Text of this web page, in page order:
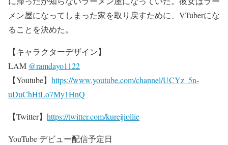
メン屋になってしまった家を取り戻すために、VTuberにな
ることを決めた。
【キャラクターデザイン】
LAM @ramdayo1122
【Youtube】 https://www.youtube.com/channel/UCYz_5n-
uDuChHtLo7My1HnQ
【Twitter】 https://twitter.com/kureijiollie
YouTube デビュー配信予定日